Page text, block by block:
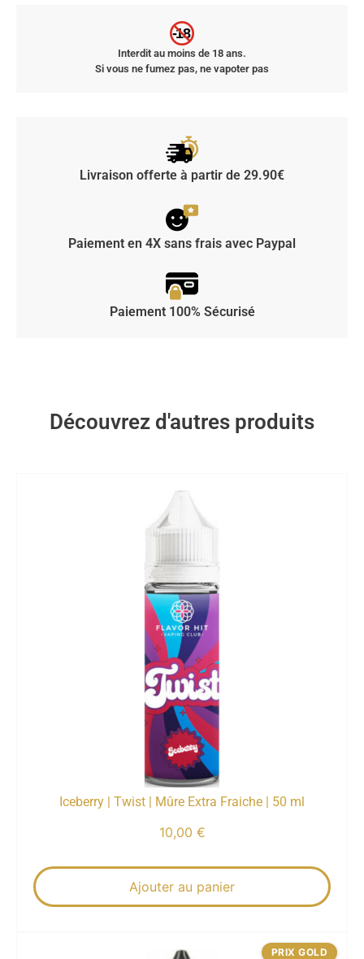
-18
Interdit au moins de 18 ans.
Si vous ne fumez pas, ne vapoter pas
Livraison offerte à partir de 29.90€
Paiement en 4X sans frais avec Paypal
Paiement 100% Sécurisé
Découvrez d'autres produits
Iceberry | Twist | Mûre Extra Fraiche | 50 ml
10,00 €
Ajouter au panier
PRIX GOLD